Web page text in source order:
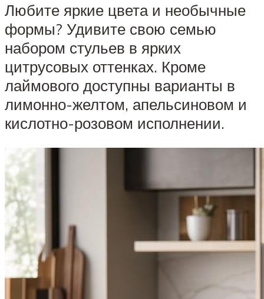
Любите яркие цвета и необычные
формы? Удивите свою семью
набором стульев в ярких
цитрусовых оттенках. Кроме
лаймового доступны варианты в
лимонно-желтом, апельсиновом и
кислотно-розовом исполнении.